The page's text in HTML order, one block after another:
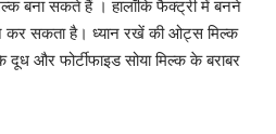
बना सकते हैं । हालाँकि फैक्ट्री में बनने
कर सकता है। ध्यान रखें की ओट्स मिल्क
दूध और फोर्टीफाइड सोया मिल्क के बराबर